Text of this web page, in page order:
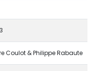
Coulot & Philippe Rabaute